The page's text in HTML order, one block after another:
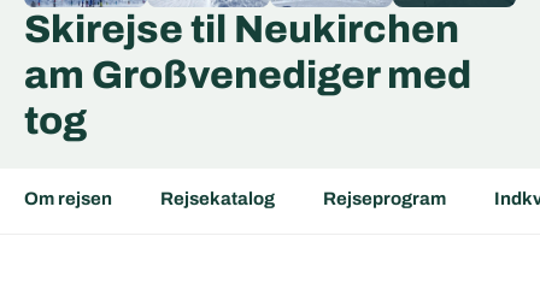
Skirejse til Neukirchen
am Großvenediger med
tog
Om rejsen Rejsekatalog Rejseprogram